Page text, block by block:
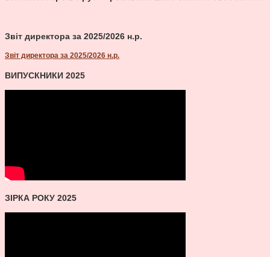
Звіт директора за 2025/2026 н.р.
Звіт директора за 2025/2026 н.р.
ВИПУСКНИКИ 2025
ЗІРКА РОКУ 2025